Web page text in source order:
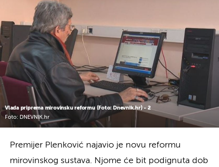
Vlada priprema mirovinsku reformu (Foto: Dnevnik.hr) - 2
Foto: DNEVNIK.hr
Premijer Plenković najavio je novu reformu
mirovinskog sustava. Njome će bit podignuta dob